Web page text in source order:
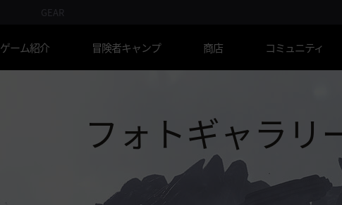
GEAR
ゲーム紹介 冒険者キャンプ 商店 コミュニティ
フォトギャラリ